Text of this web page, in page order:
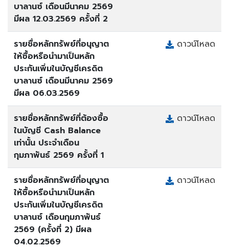
บาลานซ์ เดือนมีนาคม 2569
มีผล 12.03.2569 ครั้งที่ 2
รายชื่อหลักทรัพย์ที่อนุญาต
ให้ซื้อหรือนำมาเป็นหลัก
ประกันเพิ่มในบัญชีเครดิต
บาลานซ์ เดือนมีนาคม 2569
มีผล 06.03.2569
ดาวน์โหลด
รายชื่อหลักทรัพย์ที่ต้องซื้อ
ในบัญชี Cash Balance
เท่านั้น ประจำเดือน
กุมภาพันธ์ 2569 ครั้งที่ 1
ดาวน์โหลด
รายชื่อหลักทรัพย์ที่อนุญาต
ให้ซื้อหรือนำมาเป็นหลัก
ประกันเพิ่มในบัญชีเครดิต
บาลานซ์ เดือนกุมภาพันธ์
2569 (ครั้งที่ 2) มีผล
04.02.2569
ดาวน์โหลด